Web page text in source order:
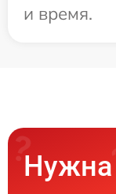
и время.
Нужна